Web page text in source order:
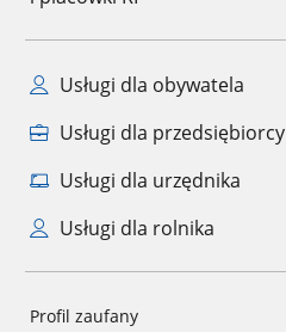
Usługi dla obywatela
Usługi dla przedsiębiorcy
Usługi dla urzędnika
Usługi dla rolnika
Profil zaufany